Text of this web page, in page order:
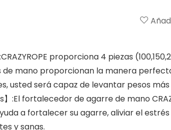
proporciona 4 piezas
mano proporcionan la manera
usted será capaz de levantar pesos más
】:El fortalecedor de agarre de mano
a fortalecer su agarre, aliviar el
y sanas.